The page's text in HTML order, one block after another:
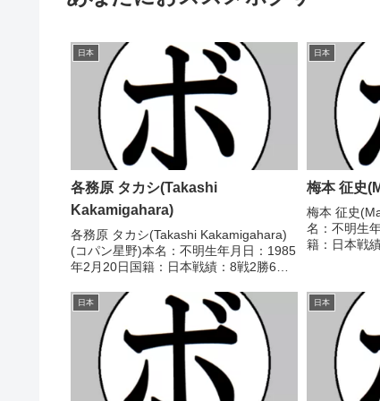
日本
各務原 タカシ(Takashi
Kakamigahara)
各務原 タカシ(Takashi Kakamigahara)
(コパン星野)本名：不明生年月日：1985
年2月20日国籍：日本戦績：8戦2勝6敗
2014/07/06 ●4R判定 0-2(37-39、38-
39、38-...
日本
梅本 征史
梅本 征史
名：不明生
籍：日本戦
拳)1993/
日本 日本